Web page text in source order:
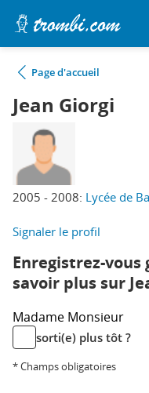
Page d'accueil
Jean Giorgi
2005 - 2008: Lycée de
Signaler le profil
Enregistrez-
savoir plus sur
Madame Monsieur
sorti(e) plus tôt ?
* Champs obligatoires